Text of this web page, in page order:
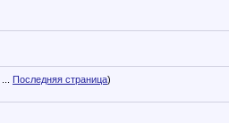
Последняя страница)